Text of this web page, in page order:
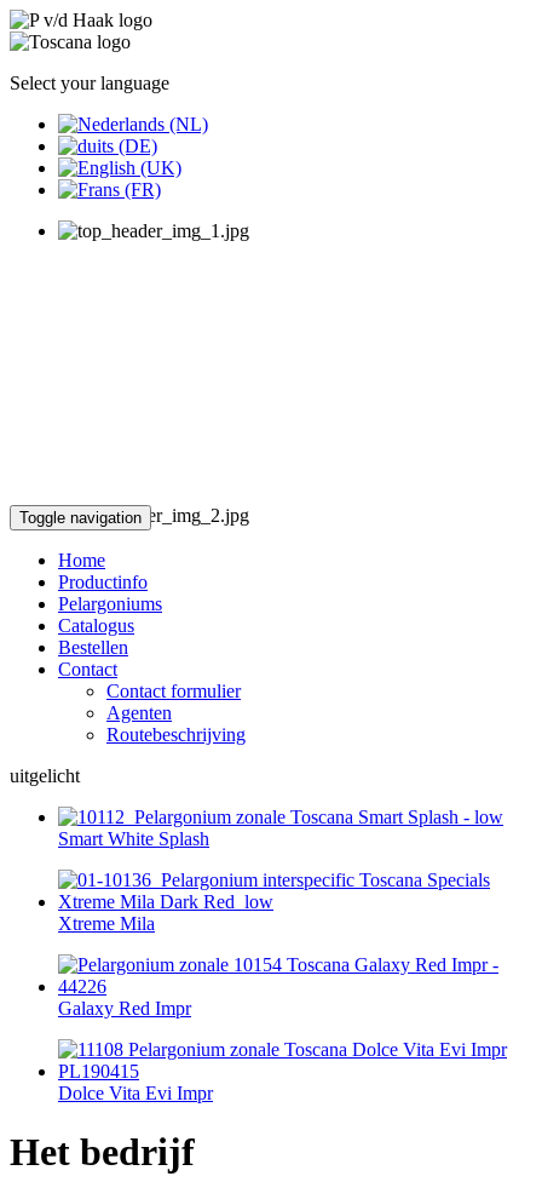
Select your language
Toggle navigation
Home
Productinfo
Pelargoniums
Catalogus
Bestellen
Contact
Contact formulier
Agenten
Routebeschrijving
uitgelicht
Smart White Splash
Xtreme Mila
Galaxy Red Impr
Dolce Vita Evi Impr
Het bedrijf